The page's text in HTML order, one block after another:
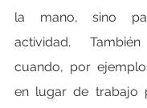
la mano, sino
actividad.
cuando, por
en lugar de trabajo